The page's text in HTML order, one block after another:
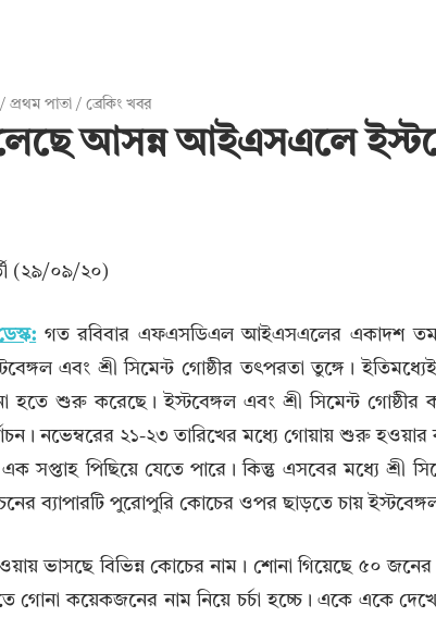
/ প্রথম পাতা / ব্রেকিং খবর
আসন্ন আইএসএলে
(২৯/০৯/২০)
গত রবিবার এফএসডিএল আইএসএলের একাদশ তম
এবং শ্রী সিমেন্ট গোষ্ঠীর তৎপরতা তুঙ্গে।
হতে শুরু করেছে। ইস্টবেঙ্গল এবং শ্রী সিমেন্ট
নভেম্বরের ২১-২৩ তারিখের মধ্যে গোয়ায় শুরু
এক সপ্তাহ পিছিয়ে যেতে পারে। কিন্তু এসবের মধ্যে শ্রী
ব্যাপারটি পুরোপুরি কোচের ওপর ছাড়তে চায় ইস্টবেঙ্গল
ভাসছে বিভিন্ন কোচের নাম। শোনা গিয়েছে ৫০ জনের
গোনা কয়েকজনের নাম নিয়ে চর্চা হচ্চে। একে একে